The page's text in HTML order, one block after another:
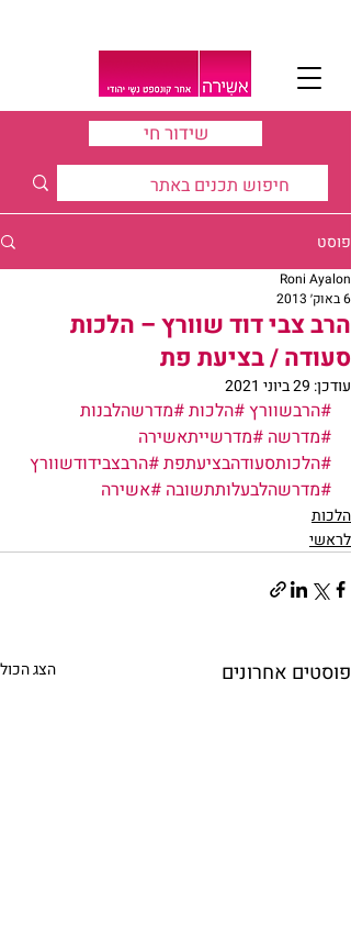
שידור חי
פוסט
הרב צבי דוד שוורץ – הלכות
סעודה / בציעת פת
Roni Ayalon
6 באוק׳ 2013
עודכן: 29 ביוני 2021
#הרבשוורץ#הלכות#מדרשהלבנות
#מדרשה #מדרשייתאשירה
#הלכותסעודהבציעתפת#הרבצבידודשוורץ
#מדרשהלבעלותתשובה #אשירה
הלכות
לראשי
פוסטים אחרונים הצג הכול